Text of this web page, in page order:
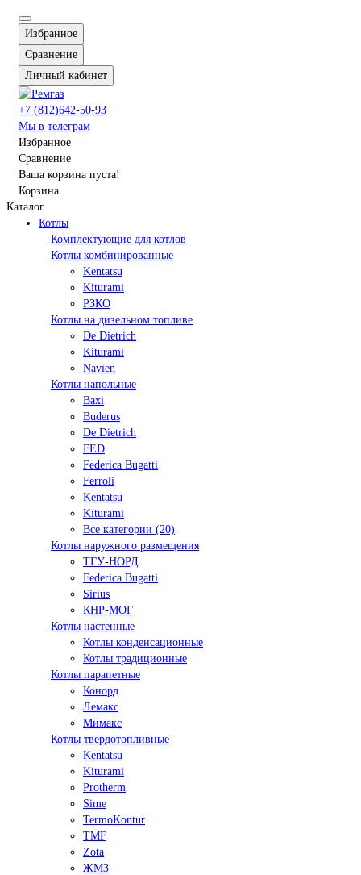
Избранное
Сравнение
Личный кабинет
+7 (812)642-50-93
Мы в телеграм
Избранное
Сравнение
Ваша корзина пуста!
Корзина
Каталог
Котлы
Комплектующие для котлов
Котлы комбинированные
Kentatsu
Kiturami
РЗКО
Котлы на дизельном топливе
De Dietrich
Kiturami
Navien
Котлы напольные
Baxi
Buderus
De Dietrich
FED
Federica Bugatti
Ferroli
Kentatsu
Kiturami
Все категории (20)
Котлы наружного размещения
ТГУ-НОРД
Federica Bugatti
Sirius
КНР-МОГ
Котлы настенные
Котлы конденсационные
Котлы традиционные
Котлы парапетные
Конорд
Лемакс
Мимакс
Котлы твердотопливные
Kentatsu
Kiturami
Protherm
Sime
TermoKontur
TMF
Zota
ЖМЗ